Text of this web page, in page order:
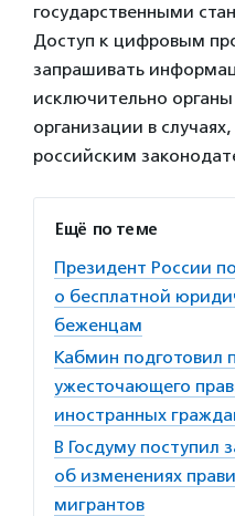
государственными
Доступ к цифровым
запрашивать
исключительно
организации в
российским
Ещё по теме
Президент России
о бесплатной
беженцам
Кабмин подготовил
ужесточающего
иностранных
В Госдуму поступил
об изменениях
мигрантов